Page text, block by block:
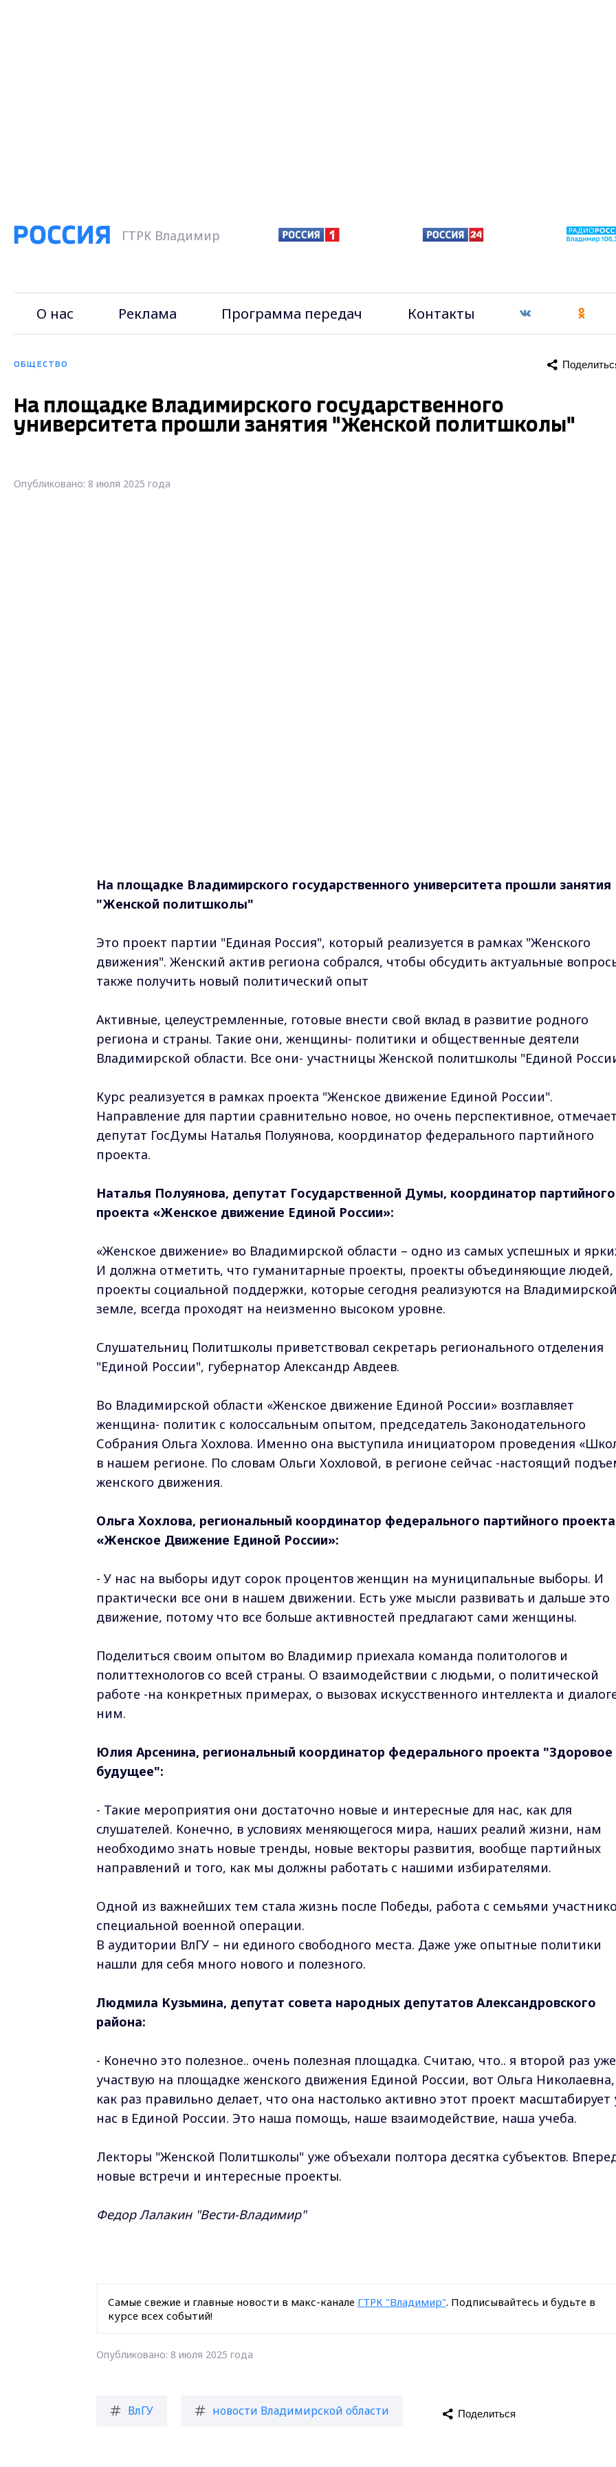
ГТРК Владимир
О нас Реклама Программа передач Контакты
ОБЩЕСТВО
На площадке Владимирского государственного
университета прошли занятия "Женской политшколы"
Опубликовано: 8 июля 2025 года
На площадке Владимирского государственного университета прошли занятия
"Женской политшколы"
Это проект партии "Единая Россия", который реализуется в рамках "Женского
движения". Женский актив региона собрался, чтобы обсудить актуальные
также получить новый политический опыт
Активные, целеустремленные, готовые внести свой вклад в развитие родного
региона и страны. Такие они, женщины- политики и общественные деятели
Владимирской области. Все они- участницы Женской политшколы "Единой
Курс реализуется в рамках проекта "Женское движение Единой России".
Направление для партии сравнительно новое, но очень перспективное,
депутат ГосДумы Наталья Полуянова, координатор федерального партийного
проекта.
Наталья Полуянова, депутат Государственной Думы, координатор партийного
проекта «Женское движение Единой России»:
«Женское движение» во Владимирской области – одно из самых успешных и
И должна отметить, что гуманитарные проекты, проекты объединяющие людей,
проекты социальной поддержки, которые сегодня реализуются на
земле, всегда проходят на неизменно высоком уровне.
Слушательниц Политшколы приветствовал секретарь регионального отделения
"Единой России", губернатор Александр Авдеев.
Во Владимирской области «Женское движение Единой России» возглавляет
женщина- политик с колоссальным опытом, председатель Законодательного
Собрания Ольга Хохлова. Именно она выступила инициатором проведения
в нашем регионе. По словам Ольги Хохловой, в регионе сейчас -настоящий
женского движения.
Ольга Хохлова, региональный координатор федерального партийного проекта
«Женское Движение Единой России»:
- У нас на выборы идут сорок процентов женщин на муниципальные выборы. И
практически все они в нашем движении. Есть уже мысли развивать и дальше это
движение, потому что все больше активностей предлагают сами женщины.
Поделиться своим опытом во Владимир приехала команда политологов и
политтехнологов со всей страны. О взаимодействии с людьми, о политической
работе -на конкретных примерах, о вызовах искусственного интеллекта и
ним.
Юлия Арсенина, региональный координатор федерального проекта "Здоровое
будущее":
- Такие мероприятия они достаточно новые и интересные для нас, как для
слушателей. Конечно, в условиях меняющегося мира, наших реалий жизни, нам
необходимо знать новые тренды, новые векторы развития, вообще партийных
направлений и того, как мы должны работать с нашими избирателями.
Одной из важнейших тем стала жизнь после Победы, работа с семьями
специальной военной операции.
В аудитории ВлГУ – ни единого свободного места. Даже уже опытные политики
нашли для себя много нового и полезного.
Людмила Кузьмина, депутат совета народных депутатов Александровского
района:
- Конечно это полезное.. очень полезная площадка. Считаю, что.. я второй раз уже
участвую на площадке женского движения Единой России, вот Ольга Николаевна,
как раз правильно делает, что она настолько активно этот проект масштабирует
нас в Единой России. Это наша помощь, наше взаимодействие, наша учеба.
Лекторы "Женской Политшколы" уже объехали полтора десятка субъектов.
новые встречи и интересные проекты.
Федор Лалакин "Вести-Владимир"
Самые свежие и главные новости в макс-канале ГТРК "Владимир". Подписывайтесь и будьте в
курсе всех событий!
Опубликовано: 8 июля 2025 года
ВлГУ новости Владимирской области Поделиться